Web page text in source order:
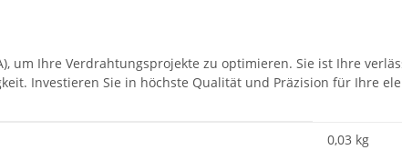
um Ihre Verdrahtungsprojekte zu optimieren. Sie ist Ihre
Investieren Sie in höchste Qualität und Präzision für Ihre
0,03 kg